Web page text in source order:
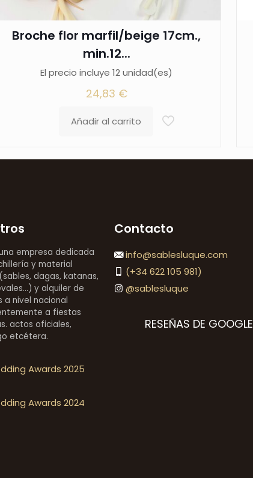
Broche flor marfil/beige 17cm.,
min.12...
El precio incluye 12 unidad(es)
24,83 €
Añadir al carrito
empresa dedicada
y material
dagas, katanas,
y alquiler de
a nivel nacional
a fiestas
actos oficiales,
etcétera.
Contacto
info@sablesluque.com
(+34 622 105 981)
@sablesluque
RESEÑAS DE GOOGLE